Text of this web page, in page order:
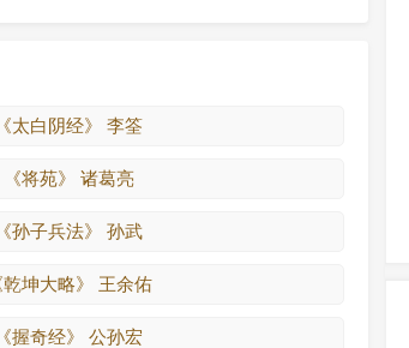
《太白阴经》 李筌
《将苑》 诸葛亮
《孙子兵法》 孙武
乾坤大略》 王余佑
《握奇经》 公孙宏